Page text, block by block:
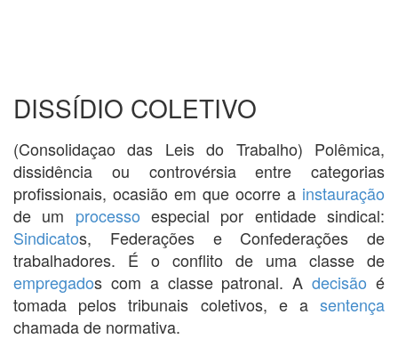
DISSÍDIO COLETIVO
(Consolidaçao das Leis do Trabalho) Polêmica,
dissidência ou controvérsia entre categorias
profissionais, ocasião em que ocorre a instauração
de um processo especial por entidade sindical:
Sindicatos, Federações e Confederações de
trabalhadores. É o conflito de uma classe de
empregados com a classe patronal. Adecisão é
tomada pelos tribunais coletivos, e a sentença
chamada de normativa.